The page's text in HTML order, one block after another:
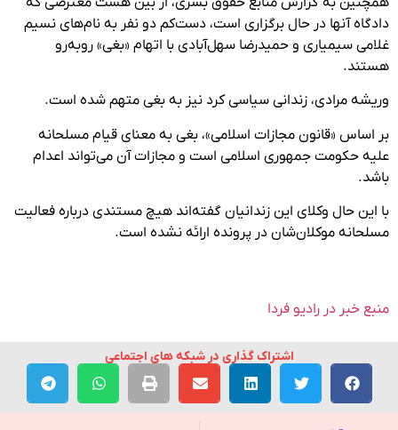
دادگاه آنها در حال برگزاری است، دست‌کم دو نفر به نام‌های نسیم
غلامی سیمیاری و حمیدرضا سهل‌آبادی با اتهام «بغی» روبه‌رو
هستند.
وریشه مرادی، زندانی سیاسی کرد نیز به بغی متهم شده است.
بر اساس «قانون مجازات اسلامی»، بغی به معنای قیام مسلحانه
علیه حکومت جمهوری اسلامی است و مجازات آن می‌تواند اعدام
باشد.
با این حال وکلای این زندانیان گفته‌اند هیچ مستندی درباره فعالیت
مسلحانه موکلان‌شان در پرونده ارائه نشده است.
منبع خبر در رادیو فردا
اشتراک گذاری در شبکه های اجتماعی